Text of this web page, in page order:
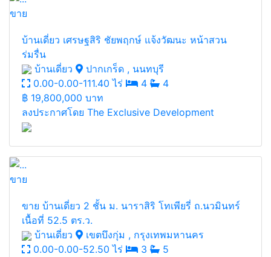
ขาย
บ้านเดี่ยว เศรษฐสิริ ชัยพฤกษ์ แจ้งวัฒนะ หน้าสวน
ร่มรื่น
บ้านเดี่ยว
ปากเกร็ด , นนทบุรี
0.00-0.00-111.40 ไร่
4
4
฿ 19,800,000 บาท
ลงประกาศโดย The Exclusive Development
ขาย
ขาย บ้านเดี่ยว 2 ชั้น ม. นาราสิริ โทเพียรี่ ถ.นวมินทร์
เนื้อที่ 52.5 ตร.ว.
บ้านเดี่ยว
เขตบึงกุ่ม , กรุงเทพมหานคร
0.00-0.00-52.50 ไร่
3
5